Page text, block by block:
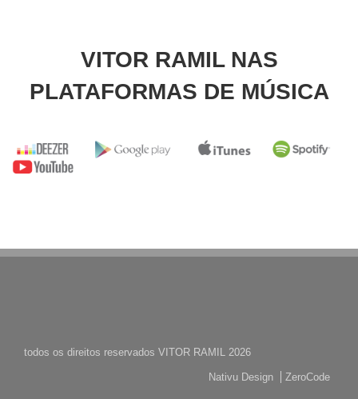
VITOR RAMIL NAS
PLATAFORMAS DE MÚSICA
todos os direitos reservados VITOR RAMIL 2026
Nativu Design ZeroCode